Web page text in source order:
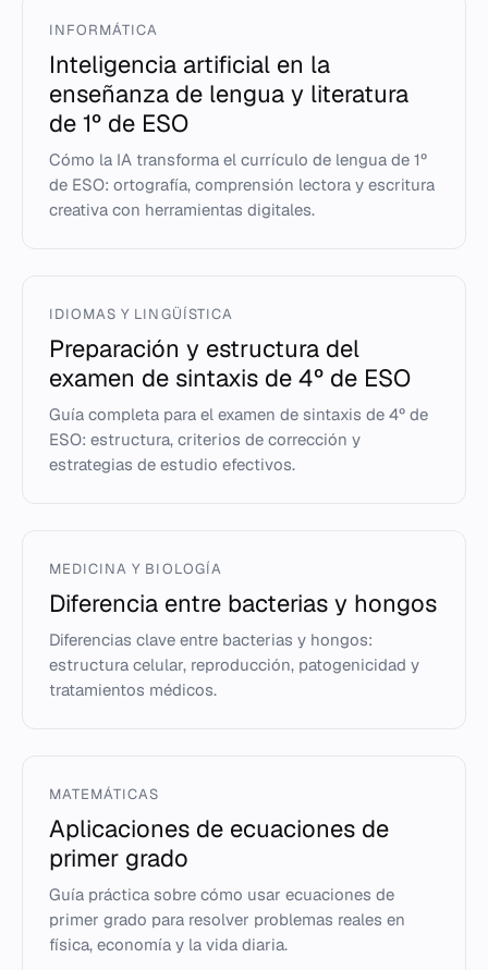
INFORMÁTICA
Inteligencia artificial en la
enseñanza de lengua y literatura
de 1º de ESO
Cómo la IA transforma el currículo de lengua de 1º
de ESO: ortografía, comprensión lectora y escritura
creativa con herramientas digitales.
IDIOMAS Y LINGÜÍSTICA
Preparación y estructura del
examen de sintaxis de 4º de ESO
Guía completa para el examen de sintaxis de 4º de
ESO: estructura, criterios de corrección y
estrategias de estudio efectivos.
MEDICINA Y BIOLOGÍA
Diferencia entre bacterias y hongos
Diferencias clave entre bacterias y hongos:
estructura celular, reproducción, patogenicidad y
tratamientos médicos.
MATEMÁTICAS
Aplicaciones de ecuaciones de
primer grado
Guía práctica sobre cómo usar ecuaciones de
primer grado para resolver problemas reales en
física, economía y la vida diaria.